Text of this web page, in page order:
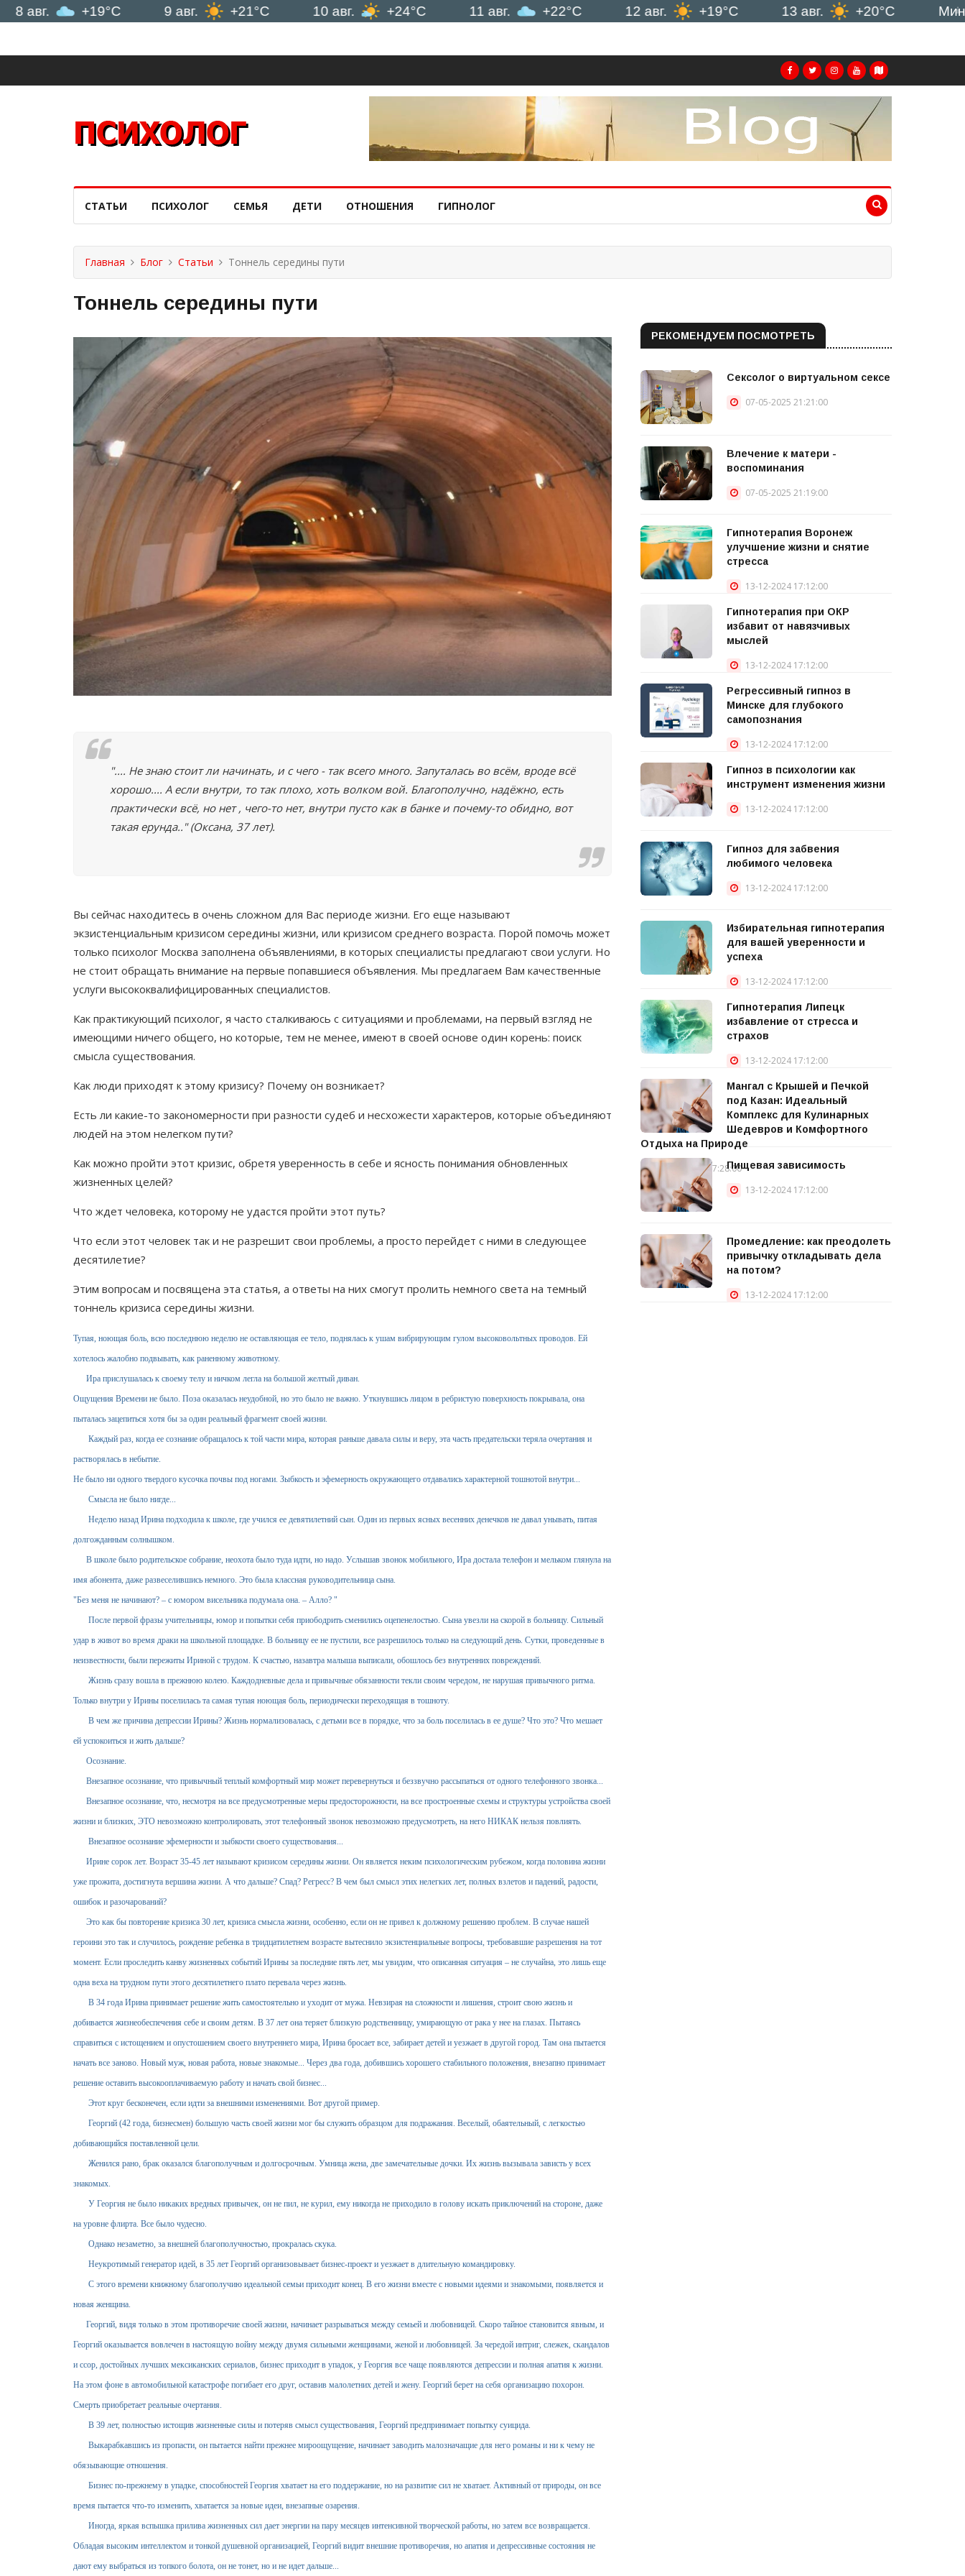
+19°C 9 авг. +21°C 10 авг. +24°C 11 авг. +22°C 12 авг. +19°C 13 авг. +20°C Минск
СТАТЬИ ПСИХОЛОГ СЕМЬЯ ДЕТИ ОТНОШЕНИЯ ГИПНОЛОГ
Главная Блог Статьи Тоннель середины пути
Тоннель середины пути
".... Не знаю стоит ли начинать, и с чего - так всего много. Запуталась во всём, вроде всё
хорошо.... А если внутри, то так плохо, хоть волком вой. Благополучно, надёжно, есть
практически всё, но нет , чего-то нет, внутри пусто как в банке и почему-то обидно, вот
такая ерунда.."(Оксана, 37 лет).
Вы сейчас находитесь в очень сложном для Вас периоде жизни. Его еще называют
экзистенциальным кризисом середины жизни, или кризисом среднего возраста. Порой помочь может
только психолог Москва заполнена объявлениями, в которых специалисты предлагают свои услуги. Но
не стоит обращать внимание на первые попавшиеся объявления. Мы предлагаем Вам качественные
услуги высококвалифицированных специалистов.
Как практикующий психолог, я часто сталкиваюсь с ситуациями и проблемами, на первый взгляд не
имеющими ничего общего, но которые, тем не менее, имеют в своей основе один корень: поиск
смысла существования.
Как люди приходят к этому кризису? Почему он возникает?
Есть ли какие-то закономерности при разности судеб и несхожести характеров, которые объединяют
людей на этом нелегком пути?
Как можно пройти этот кризис, обретя уверенность в себе и ясность понимания обновленных
жизненных целей?
Что ждет человека, которому не удастся пройти этот путь?
Что если этот человек так и не разрешит свои проблемы, а просто перейдет с ними в следующее
десятилетие?
Этим вопросам и посвящена эта статья, а ответы на них смогут пролить немного света на темный
тоннель кризиса середины жизни.
Тупая, ноющая боль, всю последнюю неделю не оставляющая ее тело, поднялась к ушам вибрирующим гулом высоковольтных проводов. Ей
хотелось жалобно подвывать, как раненному животному.
Ира прислушалась к своему телу и ничком легла на большой желтый диван.
Ощущения Времени не было. Поза оказалась неудобной, но это было не важно. Уткнувшись лицом в ребристую поверхность покрывала, она
пыталась зацепиться хотя бы за один реальный фрагмент своей жизни.
Каждый раз, когда ее сознание обращалось к той части мира, которая раньше давала силы и веру, эта часть предательски теряла очертания и
растворялась в небытие.
Не было ни одного твердого кусочка почвы под ногами. Зыбкость и эфемерность окружающего отдавались характерной тошнотой внутри...
Смысла не было нигде...
Неделю назад Ирина подходила к школе, где учился ее девятилетний сын. Один из первых ясных весенних денечков не давал унывать, питая
долгожданным солнышком.
В школе было родительское собрание, неохота было туда идти, но надо. Услышав звонок мобильного, Ира достала телефон и мельком глянула на
имя абонента, даже развеселившись немного. Это была классная руководительница сына.
"Без меня не начинают? – с юмором висельника подумала она. – Алло? "
После первой фразы учительницы, юмор и попытки себя приободрить сменились оцепенелостью. Сына увезли на скорой в больницу. Сильный
удар в живот во время драки на школьной площадке. В больницу ее не пустили, все разрешилось только на следующий день. Сутки, проведенные в
неизвестности, были пережиты Ириной с трудом. К счастью, назавтра малыша выписали, обошлось без внутренних повреждений.
Жизнь сразу вошла в прежнюю колею. Каждодневные дела и привычные обязанности текли своим чередом, не нарушая привычного ритма.
Только внутри у Ирины поселилась та самая тупая ноющая боль, периодически переходящая в тошноту.
В чем же причина депрессии Ирины? Жизнь нормализовалась, с детьми все в порядке, что за боль поселилась в ее душе? Что это? Что мешает
ей успокоиться и жить дальше?
Осознание.
Внезапное осознание, что привычный теплый комфортный мир может перевернуться и беззвучно рассыпаться от одного телефонного звонка...
Внезапное осознание, что, несмотря на все предусмотренные меры предосторожности, на все простроенные схемы и структуры устройства своей
жизни и близких, ЭТО невозможно контролировать, этот телефонный звонок невозможно предусмотреть, на него НИКАК нельзя повлиять.
Внезапное осознание эфемерности и зыбкости своего существования...
Ирине сорок лет. Возраст 35-45 лет называют кризисом середины жизни. Он является неким психологическим рубежом, когда половина жизни
уже прожита, достигнута вершина жизни. А что дальше? Спад? Регресс? В чем был смысл этих нелегких лет, полных взлетов и падений, радости,
ошибок и разочарований?
Это как бы повторение кризиса 30 лет, кризиса смысла жизни, особенно, если он не привел к должному решению проблем. В случае нашей
героини это так и случилось, рождение ребенка в тридцатилетнем возрасте вытеснило экзистенциальные вопросы, требовавшие разрешения на тот
момент. Если проследить канву жизненных событий Ирины за последние пять лет, мы увидим, что описанная ситуация – не случайна, это лишь еще
одна веха на трудном пути этого десятилетнего плато перевала через жизнь.
В 34 года Ирина принимает решение жить самостоятельно и уходит от мужа. Невзирая на сложности и лишения, строит свою жизнь и
добивается жизнеобеспечения себе и своим детям. В 37 лет она теряет близкую родственницу, умирающую от рака у нее на глазах. Пытаясь
справиться с истощением и опустошением своего внутреннего мира, Ирина бросает все, забирает детей и уезжает в другой город. Там она пытается
начать все заново. Новый муж, новая работа, новые знакомые... Через два года, добившись хорошего стабильного положения, внезапно принимает
решение оставить высокооплачиваемую работу и начать свой бизнес...
Этот круг бесконечен, если идти за внешними изменениями. Вот другой пример.
Георгий (42 года, бизнесмен) большую часть своей жизни мог бы служить образцом для подражания. Веселый, обаятельный, с легкостью
добивающийся поставленной цели.
Женился рано, брак оказался благополучным и долгосрочным. Умница жена, две замечательные дочки. Их жизнь вызывала зависть у всех
знакомых.
У Георгия не было никаких вредных привычек, он не пил, не курил, ему никогда не приходило в голову искать приключений на стороне, даже
на уровне флирта. Все было чудесно.
Однако незаметно, за внешней благополучностью, прокралась скука.
Неукротимый генератор идей, в 35 лет Георгий организовывает бизнес-проект и уезжает в длительную командировку.
С этого времени книжному благополучию идеальной семьи приходит конец. В его жизни вместе с новыми идеями и знакомыми, появляется и
новая женщина.
Георгий, видя только в этом противоречие своей жизни, начинает разрываться между семьей и любовницей. Скоро тайное становится явным, и
Георгий оказывается вовлечен в настоящую войну между двумя сильными женщинами, женой и любовницей. За чередой интриг, слежек, скандалов
и ссор, достойных лучших мексиканских сериалов, бизнес приходит в упадок, у Георгия все чаще появляются депрессии и полная апатия к жизни.
На этом фоне в автомобильной катастрофе погибает его друг, оставив малолетних детей и жену. Георгий берет на себя организацию похорон.
Смерть приобретает реальные очертания.
В 39 лет, полностью истощив жизненные силы и потеряв смысл существования, Георгий предпринимает попытку суицида.
Выкарабкавшись из пропасти, он пытается найти прежнее мироощущение, начинает заводить малозначащие для него романы и ни к чему не
обязывающие отношения.
Бизнес по-прежнему в упадке, способностей Георгия хватает на его поддержание, но на развитие сил не хватает. Активный от природы, он все
время пытается что-то изменить, хватается за новые идеи, внезапные озарения.
Иногда, яркая вспышка прилива жизненных сил дает энергии на пару месяцев интенсивной творческой работы, но затем все возвращается.
Обладая высоким интеллектом и тонкой душевной организацией, Георгий видит внешние противоречия, но апатия и депрессивные состояния не
дают ему выбраться из топкого болота, он не тонет, но и не идет дальше...
РЕКОМЕНДУЕМ ПОСМОТРЕТЬ
Сексолог о виртуальном сексе
07-05-2025 21:21:00
Влечение к матери -
воспоминания
07-05-2025 21:19:00
Гипнотерапия Воронеж
улучшение жизни и снятие
стресса
13-12-2024 17:12:00
Гипнотерапия при ОКР
избавит от навязчивых
мыслей
13-12-2024 17:12:00
Регрессивный гипноз в
Минске для глубокого
самопознания
13-12-2024 17:12:00
Гипноз в психологии как
инструмент изменения жизни
13-12-2024 17:12:00
Гипноз для забвения
любимого человека
13-12-2024 17:12:00
Избирательная гипнотерапия
для вашей уверенности и
успеха
13-12-2024 17:12:00
Гипнотерапия Липецк
избавление от стресса и
страхов
13-12-2024 17:12:00
Мангал с Крышей и Печкой
под Казан: Идеальный
Комплекс для Кулинарных
Шедевров и Комфортного
Отдыха на Природе
15-12-2024 17:28:00Пищевая зависимость
13-12-2024 17:12:00
Промедление: как преодолеть
привычку откладывать дела
на потом?
13-12-2024 17:12:00